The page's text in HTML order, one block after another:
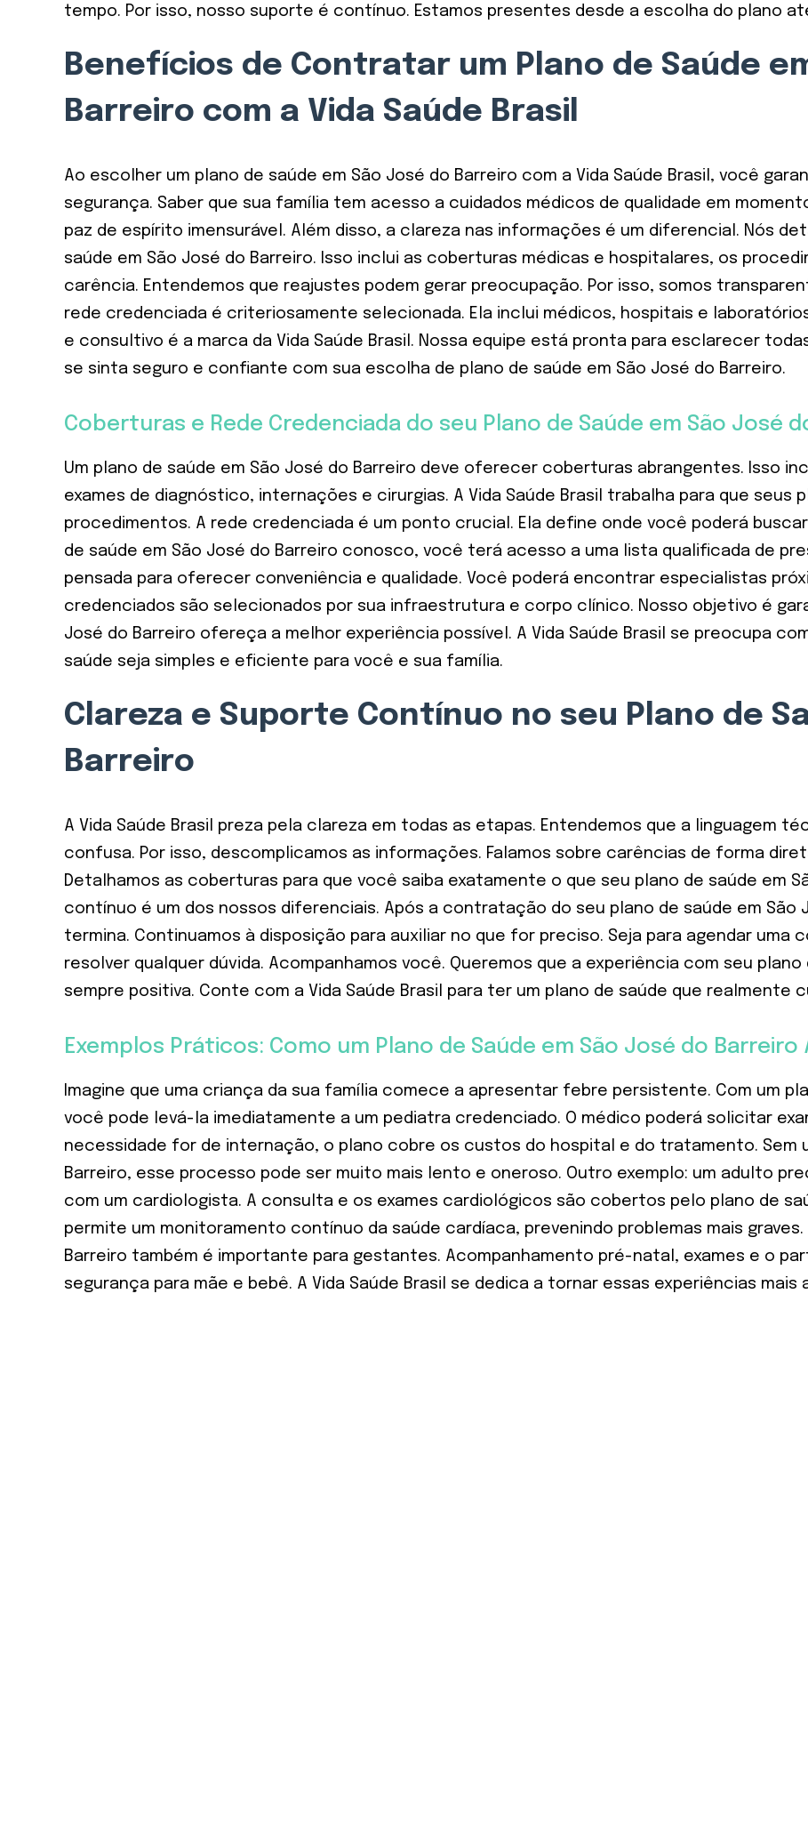
tempo. Por isso, nosso suporte é contínuo. Estamos presentes desde a escolha do plano
Benefícios de Contratar um Plano de Saúde
Barreiro com a Vida Saúde Brasil
Ao escolher um plano de saúde em São José do Barreiro com a Vida Saúde Brasil, você
segurança. Saber que sua família tem acesso a cuidados médicos de qualidade em
paz de espírito imensurável. Além disso, a clareza nas informações é um diferencial. Nós
saúde em São José do Barreiro. Isso inclui as coberturas médicas e hospitalares, os
carência. Entendemos que reajustes podem gerar preocupação. Por isso, somos
rede credenciada é criteriosamente selecionada. Ela inclui médicos, hospitais e
e consultivo é a marca da Vida Saúde Brasil. Nossa equipe está pronta para esclarecer
se sinta seguro e confiante com sua escolha de plano de saúde em São José do Barreiro.
Coberturas e Rede Credenciada do seu Plano de Saúde em São José
Um plano de saúde em São José do Barreiro deve oferecer coberturas abrangentes. Isso
exames de diagnóstico, internações e cirurgias. A Vida Saúde Brasil trabalha para que seus
procedimentos. A rede credenciada é um ponto crucial. Ela define onde você poderá
de saúde em São José do Barreiro conosco, você terá acesso a uma lista qualificada de
pensada para oferecer conveniência e qualidade. Você poderá encontrar especialistas
credenciados são selecionados por sua infraestrutura e corpo clínico. Nosso objetivo é
José do Barreiro ofereça a melhor experiência possível. A Vida Saúde Brasil se preocupa
saúde seja simples e eficiente para você e sua família.
Clareza e Suporte Contínuo no seu Plano de
Barreiro
A Vida Saúde Brasil preza pela clareza em todas as etapas. Entendemos que a linguagem
confusa. Por isso, descomplicamos as informações. Falamos sobre carências de forma
Detalhamos as coberturas para que você saiba exatamente o que seu plano de saúde em
contínuo é um dos nossos diferenciais. Após a contratação do seu plano de saúde em São
termina. Continuamos à disposição para auxiliar no que for preciso. Seja para agendar
resolver qualquer dúvida. Acompanhamos você. Queremos que a experiência com seu
sempre positiva. Conte com a Vida Saúde Brasil para ter um plano de saúde que realmente
Exemplos Práticos: Como um Plano de Saúde em São José do Barreiro
Imagine que uma criança da sua família comece a apresentar febre persistente. Com um
você pode levá-la imediatamente a um pediatra credenciado. O médico poderá solicitar
necessidade for de internação, o plano cobre os custos do hospital e do tratamento. Sem
Barreiro, esse processo pode ser muito mais lento e oneroso. Outro exemplo: um adulto
com um cardiologista. A consulta e os exames cardiológicos são cobertos pelo plano de
permite um monitoramento contínuo da saúde cardíaca, prevenindo problemas mais graves.
Barreiro também é importante para gestantes. Acompanhamento pré-natal, exames e o
segurança para mãe e bebê. A Vida Saúde Brasil se dedica a tornar essas experiências